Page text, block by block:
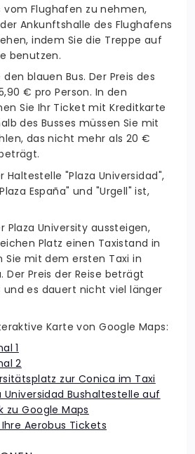
vom Flughafen zu nehmen,
Ankunftshalle des Flughafens
indem Sie die Treppe auf
benutzen.
blauen Bus. Der Preis des
€ pro Person. In den
Sie Ihr Ticket mit Kreditkarte
des Busses müssen Sie mit
das nicht mehr als 20 €
Haltestelle "Plaza Universidad",
España" und "Urgell" ist,
Plaza University aussteigen,
Platz einen Taxistand in
Sie mit dem ersten Taxi in
Der Preis der Reise beträgt
es dauert nicht viel länger
Karte von Google Maps:
1
2
zur Conica im Taxi
Universidad Bushaltestelle auf
zu Google Maps
Aerobus Tickets